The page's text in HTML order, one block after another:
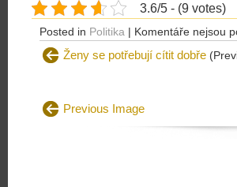
3.6/5 - (9 votes)
Posted in Politika | Komentáře nejsou
Ženy se potřebují cítit dobře
Previous Image